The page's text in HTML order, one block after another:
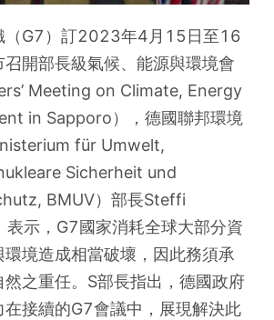
（G7）訂2023年4月15日至16
召開部長級氣候、能源與環境會
Meeting on Climate, Energy
in Sapporo），德國聯邦環境
für Umwelt,
Sicherheit und
BMUV）部長Steffi
表示，G7國家消耗全球大部分資
境造成相當破壞，因此務須承
之重任。S部長指出，德國政府
接續的G7會議中，展現解決此